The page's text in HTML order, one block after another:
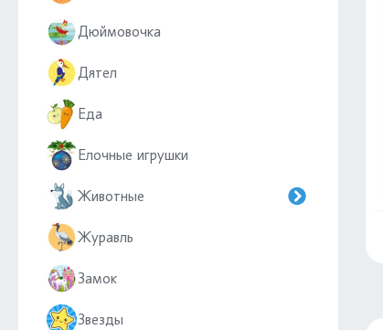
Дюймовочка
Дятел
Еда
Елочные игрушки
Животные
Журавль
Замок
Звезды